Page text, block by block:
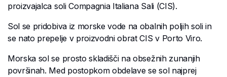
proizvajalca soli Compagnia Italiana Sali (CIS).
Sol se pridobiva iz morske vode na obalnih poljih soli in
se nato prepelje v proizvodni obrat CIS v Porto Viro.
Morska sol se prosto skladišči na obsežnih zunanjih
površinah. Med postopkom obdelave se sol najprej